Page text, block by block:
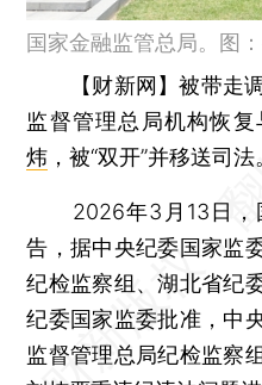
国家金融监管总局。图
【财新网】被带走
监督管理总局机构恢
炜 ，被“双开”并移送司法
2026年3月13日，
告，据中央纪委国家监
纪检监察组、湖北省纪
纪委国家监委批准，中
监督管理总局纪检监察